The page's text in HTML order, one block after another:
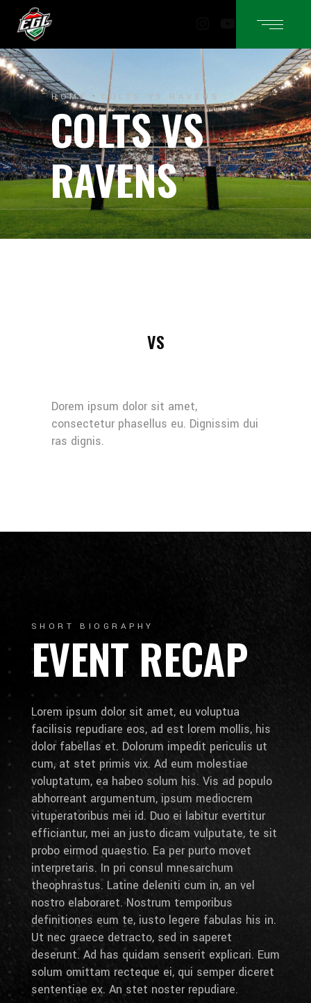
Instagram
YouTube
HOME COLTS VS RAVENS
COLTS VS
RAVENS
VS
Dorem ipsum dolor sit amet,
consectetur phasellus eu. Dignissim dui
ras dignis.
SHORT BIOGRAPHY
EVENT RECAP
Lorem ipsum dolor sit amet, eu voluptua
facilisis repudiare eos, ad est lorem mollis, his
dolor fabellas et. Dolorum impedit periculis ut
cum, at stet primis vix. Ad eum molestiae
voluptatum, ea habeo solum his. Vis ad populo
abhorreant argumentum, ipsum mediocrem
vituperatoribus mei id. Duo ei labitur evertitur
efficiantur, mei an justo dicam vulputate, te sit
probo eirmod quaestio. Ea per purto movet
interpretaris. In pri consul mnesarchum
theophrastus. Latine deleniti cum in, an vel
nostro elaboraret. Nostrum temporibus
definitiones eum te, iusto legere fabulas his in.
Ut nec graece detracto, sed in saperet
deserunt. Ad has quidam senserit explicari. Eum
solum omittam recteque ei, qui semper diceret
sententiae ex. An stet noster repudiare.